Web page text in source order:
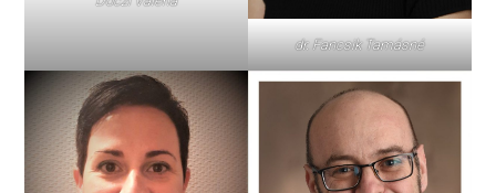
dr. Fancsik Tamásné